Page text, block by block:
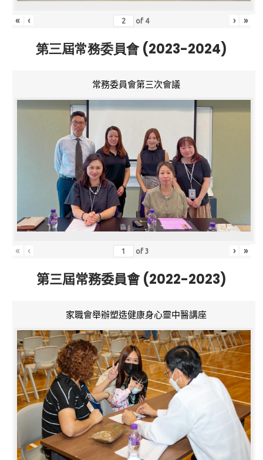
« ‹ of 4 › »
第三屆常務委員會 (2023-2024)
常務委員會第三次會議
« ‹ of3 › »
第三屆常務委員會 (2022-2023)
家職會舉辦塑造健康身心靈中醫講座